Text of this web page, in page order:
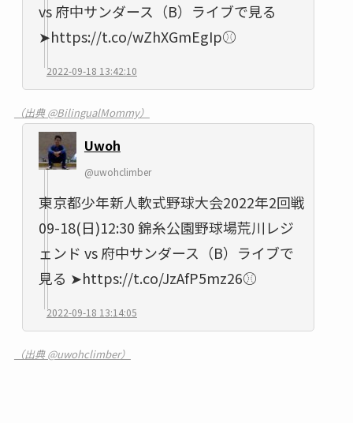
vs 府中サンダース（B）ライブで見る
➤https://t.co/wZhXGmEgIp⚾
2022-09-18 13:42:10
（出典 @BilingualMommy）
Uwoh
@uwohclimber
東京都少年新人軟式野球大会2022年2回戦
09-18(日)12:30 錦糸公園野球場荒川レジ
ェンド vs 府中サンダース（B）ライブで
見る ➤https://t.co/JzAfP5mz26⚾
2022-09-18 13:14:05
（出典 @uwohclimber）